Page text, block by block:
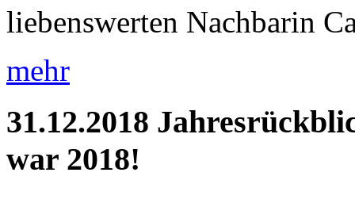
liebenswerten Nachbarin
mehr
31.12.2018
war 2018!